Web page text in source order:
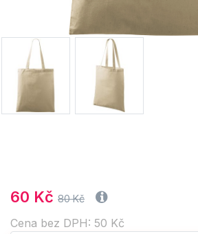
60 Kč 80 Kč
Cena bez DPH: 50 Kč